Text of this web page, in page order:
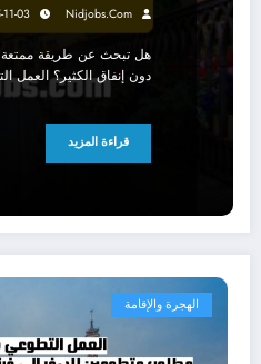
Nidjobs.com
03
هل تبحث عن طريقة ممتعة
دون إنفاق الكثير؟ العمل
قراءة المزيد
الهجرة والإقامة